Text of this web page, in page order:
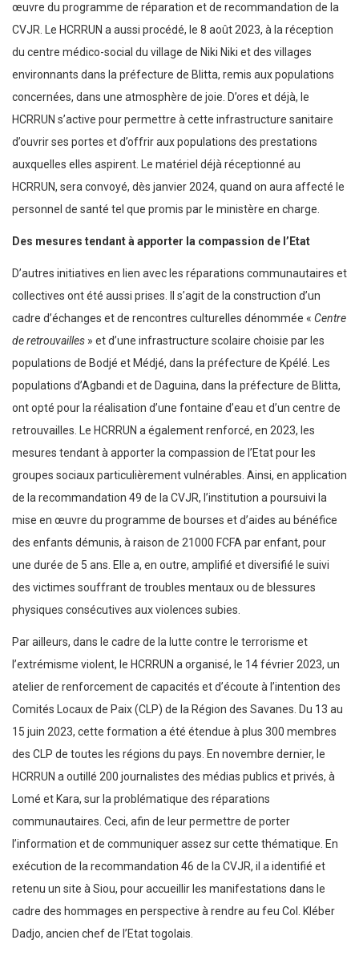
œuvre du programme de réparation et de recommandation de la
CVJR. Le HCRRUN a aussi procédé, le 8 août 2023, à la réception
du centre médico-social du village de Niki Niki et des villages
environnants dans la préfecture de Blitta, remis aux populations
concernées, dans une atmosphère de joie. D’ores et déjà, le
HCRRUN s’active pour permettre à cette infrastructure sanitaire
d’ouvrir ses portes et d’offrir aux populations des prestations
auxquelles elles aspirent. Le matériel déjà réceptionné au
HCRRUN, sera convoyé, dès janvier 2024, quand on aura affecté le
personnel de santé tel que promis par le ministère en charge.
Des mesures tendant à apporter la compassion de l’Etat
D’autres initiatives en lien avec les réparations communautaires et
collectives ont été aussi prises. Il s’agit de la construction d’un
cadre d’échanges et de rencontres culturelles dénommée « Centre
de retrouvailles » et d’une infrastructure scolaire choisie par les
populations de Bodjé et Médjé, dans la préfecture de Kpélé. Les
populations d’Agbandi et de Daguina, dans la préfecture de Blitta,
ont opté pour la réalisation d’une fontaine d’eau et d’un centre de
retrouvailles. Le HCRRUN a également renforcé, en 2023, les
mesures tendant à apporter la compassion de l’Etat pour les
groupes sociaux particulièrement vulnérables. Ainsi, en application
de la recommandation 49 de la CVJR, l’institution a poursuivi la
mise en œuvre du programme de bourses et d’aides au bénéfice
des enfants démunis, à raison de 21000 FCFA par enfant, pour
une durée de 5 ans. Elle a, en outre, amplifié et diversifié le suivi
des victimes souffrant de troubles mentaux ou de blessures
physiques consécutives aux violences subies.
Par ailleurs, dans le cadre de la lutte contre le terrorisme et
l’extrémisme violent, le HCRRUN a organisé, le 14 février 2023, un
atelier de renforcement de capacités et d’écoute à l’intention des
Comités Locaux de Paix (CLP) de la Région des Savanes. Du 13 au
15 juin 2023, cette formation a été étendue à plus 300 membres
des CLP de toutes les régions du pays. En novembre dernier, le
HCRRUN a outillé 200 journalistes des médias publics et privés, à
Lomé et Kara, sur la problématique des réparations
communautaires. Ceci, afin de leur permettre de porter
l’information et de communiquer assez sur cette thématique. En
exécution de la recommandation 46 de la CVJR, il a identifié et
retenu un site à Siou, pour accueillir les manifestations dans le
cadre des hommages en perspective à rendre au feu Col. Kléber
Dadjo, ancien chef de l’Etat togolais.